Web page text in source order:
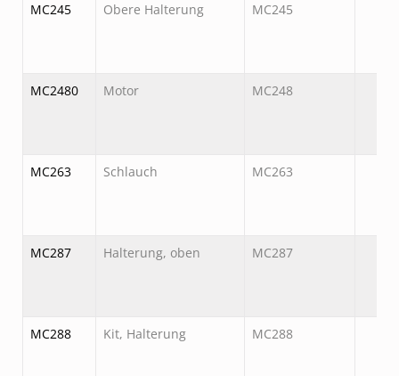
MC245
Obere Halterung MC245
MC2480 Motor MC248
MC263 Schlauch MC263
MC287 Halterung, oben MC287
MC288 Kit, Halterung MC288